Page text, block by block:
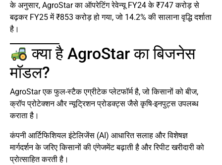
के अनुसार, AgroStar का ऑपरेटिंग रेवेन्यू FY24 के ₹747 करोड़ से
बढ़कर FY25 में ₹853 करोड़ हो गया, जो 14.2% की सालाना वृद्धि दर्शाता
है।
क्या है AgroStar का बिजनेस
मॉडल?
AgroStar एक फुल-स्टैक एग्रीटेक प्लेटफॉर्म है, जो किसानों को बीज,
क्रॉप प्रोटेक्शन और न्यूट्रिशन प्रोडक्ट्स जैसे कृषि-इनपुट्स उपलब्ध
कराता है।
कंपनी आर्टिफिशियल इंटेलिजेंस (AI) आधारित सलाह और विशेषज्ञ
मार्गदर्शन के जरिए किसानों की एंगेजमेंट बढ़ाती है और रिपीट खरीदारी को
प्रोत्साहित करती है।